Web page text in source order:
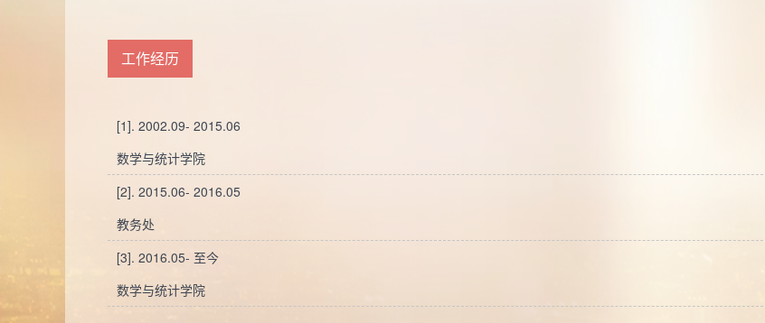
工作经历
[1]. 2002.09- 2015.06
数学与统计学院
[2]. 2015.06- 2016.05
教务处
[3]. 2016.05- 至今
数学与统计学院